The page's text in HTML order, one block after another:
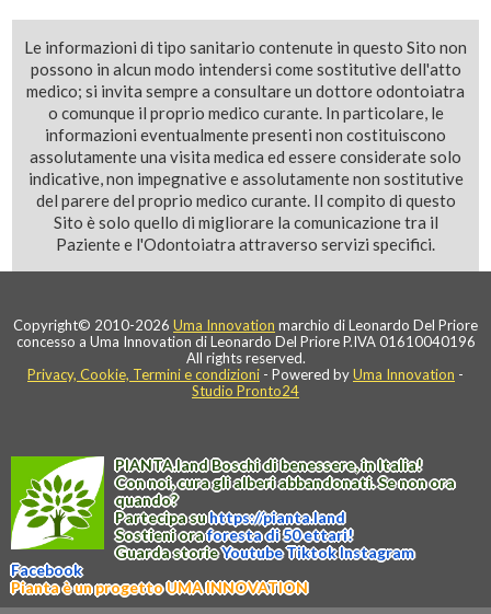
Le informazioni di tipo sanitario contenute in questo Sito non
possono in alcun modo intendersi come sostitutive dell'atto
medico; si invita sempre a consultare un dottore odontoiatra
o comunque il proprio medico curante. In particolare, le
informazioni eventualmente presenti non costituiscono
assolutamente una visita medica ed essere considerate solo
indicative, non impegnative e assolutamente non sostitutive
del parere del proprio medico curante. Il compito di questo
Sito è solo quello di migliorare la comunicazione tra il
Paziente e l'Odontoiatra attraverso servizi specifici.
Copyright© 2010-2026 Uma Innovation marchio di Leonardo Del Priore
concesso a Uma Innovation di Leonardo Del Priore P.IVA 01610040196
All rights reserved.
Privacy, Cookie, Termini e condizioni - Powered byUma Innovation -
Studio Pronto24
PIANTA.landBoschi di benessere, in Italia!
Con noi, cura gli alberi abbandonati. Se non ora
quando?
Partecipa suhttps://pianta.land
Sostieni oraforesta di 50 ettari!
Guarda storieYoutubeTiktokInstagram
Facebook
Pianta è un progetto UMA INNOVATION